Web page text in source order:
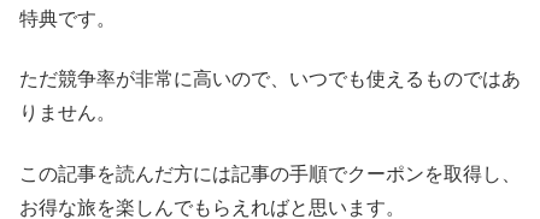
特典です。
ただ競争率が非常に高いので、いつでも使えるものではあ
りません。
この記事を読んだ方には記事の手順でクーポンを取得し、
お得な旅を楽しんでもらえればと思います。